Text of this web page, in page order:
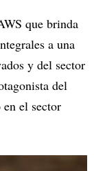
que brinda
a una
y del sector
del
el sector